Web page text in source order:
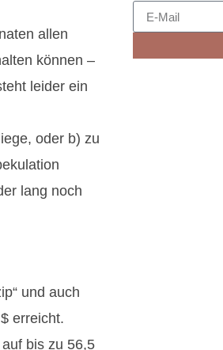
allen
können –
leider ein
oder b) zu
lang noch
und auch
erreicht.
bis zu 56,5